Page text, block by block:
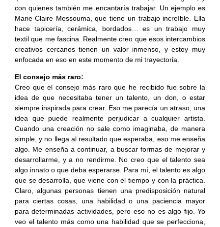
con quienes también me encantaría trabajar. Un ejemplo es
Marie-Claire Messouma, que tiene un trabajo increíble. Ella
hace tapicería, cerámica, bordados… es un trabajo muy
textil que me fascina. Realmente creo que esos intercambios
creativos cercanos tienen un valor inmenso, y estoy muy
enfocada en eso en este momento de mi trayectoria.
El consejo más raro:
Creo que el consejo más raro que he recibido fue sobre la
idea de que necesitaba tener un talento, un don, o estar
siempre inspirada para crear. Eso me parecía un atraso, una
idea que puede realmente perjudicar a cualquier artista.
Cuando una creación no sale como imaginaba, de manera
simple, y no llega al resultado que esperaba, eso me enseña
algo. Me enseña a continuar, a buscar formas de mejorar y
desarrollarme, y a no rendirme. No creo que el talento sea
algo innato o que deba esperarse. Para mí, el talento es algo
que se desarrolla, que viene con el tiempo y con la práctica.
Claro, algunas personas tienen una predisposición natural
para ciertas cosas, una habilidad o una paciencia mayor
para determinadas actividades, pero eso no es algo fijo. Yo
veo el talento más como una habilidad que se perfecciona,